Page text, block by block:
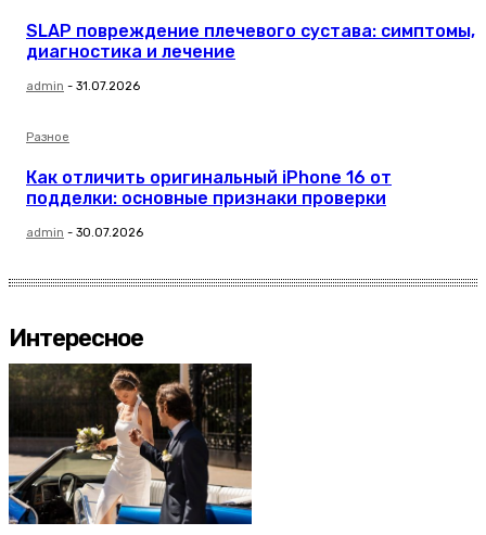
SLAP повреждение плечевого сустава: симптомы,
диагностика и лечение
admin - 31.07.2026
Разное
Как отличить оригинальный iPhone 16 от
подделки: основные признаки проверки
admin - 30.07.2026
Интересное